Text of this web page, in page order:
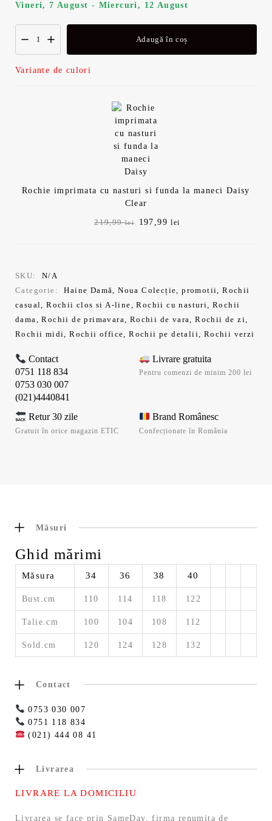
Vineri, 7 August - Miercuri, 12 August
Adaugă în coș
Variante de culori
Rochie imprimata cu nasturi si funda la maneci Daisy
Clear
219,99lei
Prețul
197,99lei
SKU:
N/A
Categorie:
Haine Damă,Noua Colecție,promotii,Rochii
casual,Rochii clos si A-line,Rochii cu nasturi,Rochii
dama,Rochii de primavara, Rochii de vara,Rochii de zi,
Rochii midi,Rochii office,Rochii pe detalii, Rochii verzi
Contact
0751 118 834
0753 030 007
(021)4440841
Livrare gratuita
Pentru comenzi de minim 200 lei
Retur 30 zile
Gratuit în orice magazin ETIC
Brand Românesc
Confecționate în România
Măsuri
Ghid mărimi
Măsura 34 36 38 40
Bust.cm 110 114 118 122
Talie.cm 100 104 108 112
Sold.cm 120 124 128 132
Contact
0753 030 007
0751 118 834
(021) 444 08 41
Livrarea
LIVRARE LA DOMICILIU
Livrarea se face prin SameDay, firma renumita de